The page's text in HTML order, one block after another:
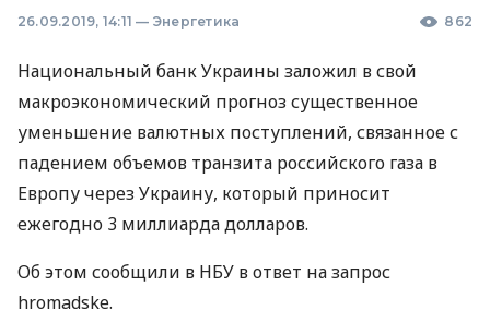
26.09.2019, 14:11 — Энергетика 862
Национальный банк Украины заложил в свой
макроэкономический прогноз существенное
уменьшение валютных поступлений, связанное с
падением объемов транзита российского газа в
Европу через Украину, который приносит
ежегодно 3 миллиарда долларов.
Об этом сообщили в НБУ в ответ на запрос
hromadske.